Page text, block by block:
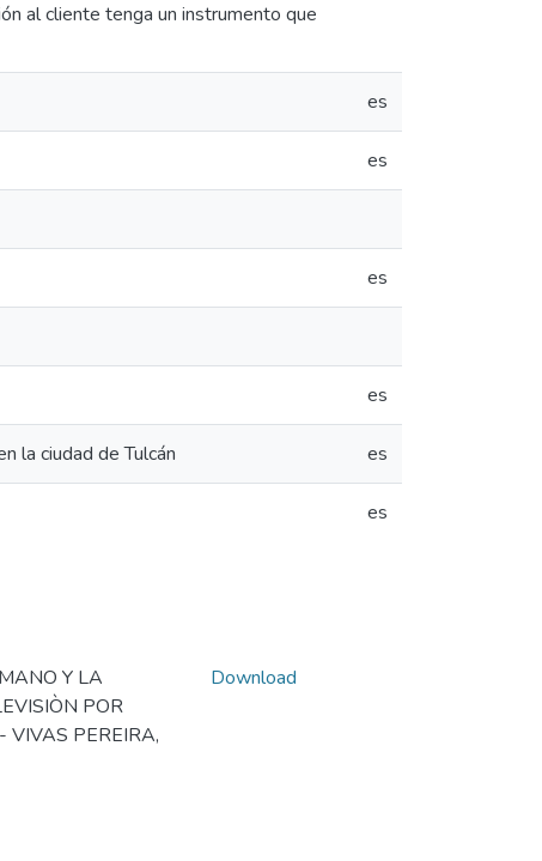
al cliente tenga un instrumento que
es
es
es
es
la ciudad de Tulcán es
es
Y LA
POR
VIVAS PEREIRA,
Download